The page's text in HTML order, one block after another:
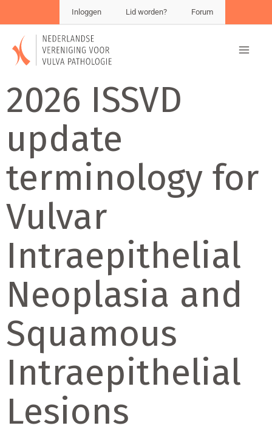
Inloggen Lid worden? Forum
2026 ISSVD
update
terminology for
Vulvar
Intraepithelial
Neoplasia and
Squamous
Intraepithelial
Lesions